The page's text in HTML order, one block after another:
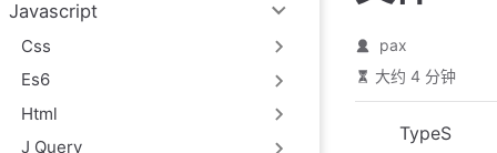
Javascript
Css
Es6
Html
J Query
pax
大约 4 分钟
TypeS